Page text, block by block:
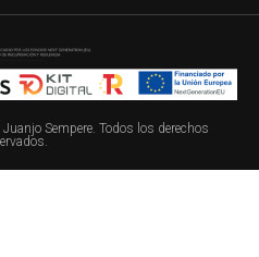
Sempere. Todos los derechos